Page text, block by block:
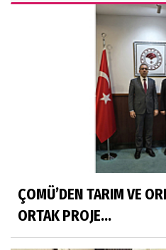
ÇOMÜ’DEN TARIM VE
ORTAK PROJE...